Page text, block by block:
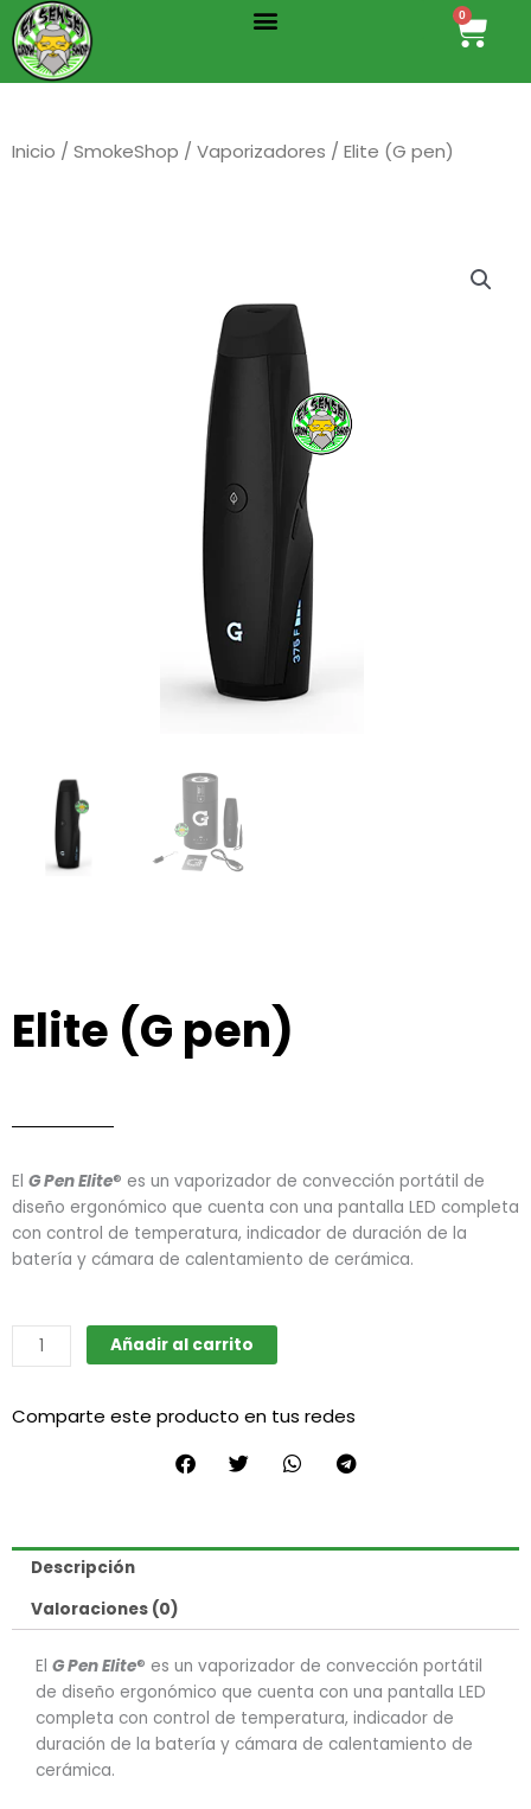
al
contenido
Menu 0
Cart
Inicio / SmokeShop / Vaporizadores / Elite (G pen)
Elite (G pen)
El G Pen Elite® es un vaporizador de convección portátil de
diseño ergonómico que cuenta con una pantalla LED completa
con control de temperatura, indicador de duración de la
batería y cámara de calentamiento de cerámica.
Elite
(G
cantidad
Añadir al carrito
Comparte este producto en tus redes
Descripción
Valoraciones (0)
El G Pen Elite® es un vaporizador de convección portátil
de diseño ergonómico que cuenta con una pantalla LED
completa con control de temperatura, indicador de
duración de la batería y cámara de calentamiento de
cerámica.